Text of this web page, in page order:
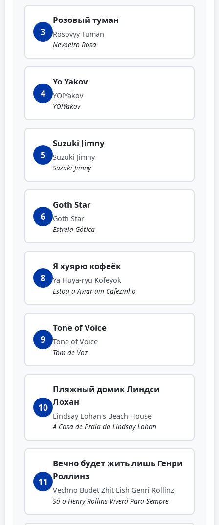
3
Розовый туман
Rosovyy Tuman
Nevoeiro Rosa
4
Yo Yakov
YO!Yakov
YO!Yakov
5
Suzuki Jimny
Suzuki Jimny
Suzuki Jimny
6
Goth Star
Goth Star
Estrela Gótica
8
Я хуярю кофеёк
Ya Huya-ryu Kofeyok
Estou a Aviar um Cafezinho
9
Tone of Voice
Tone of Voice
Tom de Voz
10
Пляжный домик Линдси
Лохан
Lindsay Lohan's Beach House
A Casa de Praia da Lindsay Lohan
11
Вечно будет жить лишь Генри
Роллинз
Vechno Budet Zhit Lish Genri Rollinz
Só o Henry Rollins Viverá Para Sempre